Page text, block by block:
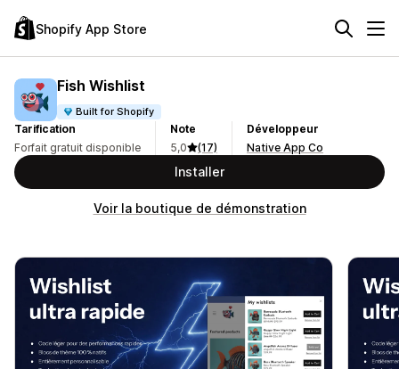
Shopify App Store
Fish Wishlist
Built for Shopify
Tarification
Forfait gratuit disponible
Note
5,0
(17)
Développeur
Native App Co
Installer
Voir la boutique de démonstration